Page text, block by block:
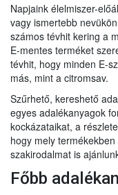
Napjaink élelmiszer-
vagy ismertebb
számos tévhit kering a
E-mentes terméket
tévhit, hogy minden E-
más, mint a citromsav.
Szűrhető, kereshető
egyes adalékanyagok
kockázataikat, a
hogy mely
szakirodalmat is
Főbb